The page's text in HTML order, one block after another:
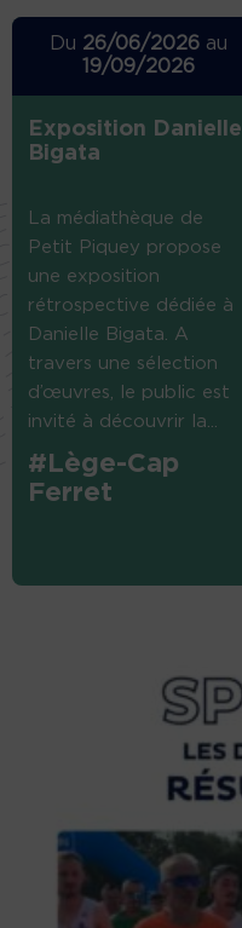
Du 26/06/2026 au
19/09/2026
Exposition Danielle
Bigata
La médiathèque de
Petit Piquey propose
une exposition
rétrospective dédiée à
Danielle Bigata. A
travers une sélection
d’œuvres, le public est
invité à découvrir la...
#Lège-Cap
Ferret